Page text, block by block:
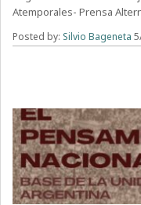
Atemporales- Prensa
Posted by: Silvio Bageneta